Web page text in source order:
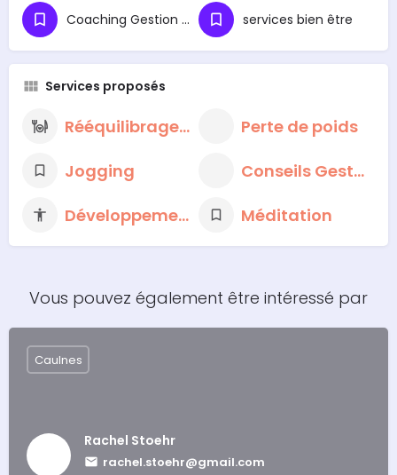
Coaching Gestion du Stress services bien être
Services proposés
Rééquilibrage alimentaire
Perte de poids
Jogging
Conseils Gestion du Stress
Développement personnel
Méditation
Vous pouvez également être intéressé par
Rachel Stoehr
rachel.stoehr@gmail.com
Caulnes